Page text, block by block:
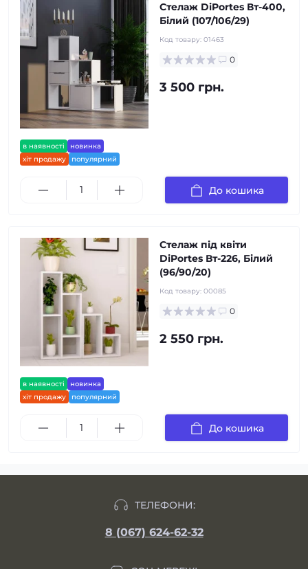
в наявності
новинка
хіт продажу
популярний
Стелаж DiPortes Вт-400,
Білий (107/106/29)
Код товару: 01463
0
3 500 грн.
До кошика
в наявності
новинка
хіт продажу
популярний
Стелаж під квіти
DiPortes Вт-226, Білий
(96/90/20)
Код товару: 00085
0
2 550 грн.
До кошика
ТЕЛЕФОНИ:
8 (067) 624-62-32